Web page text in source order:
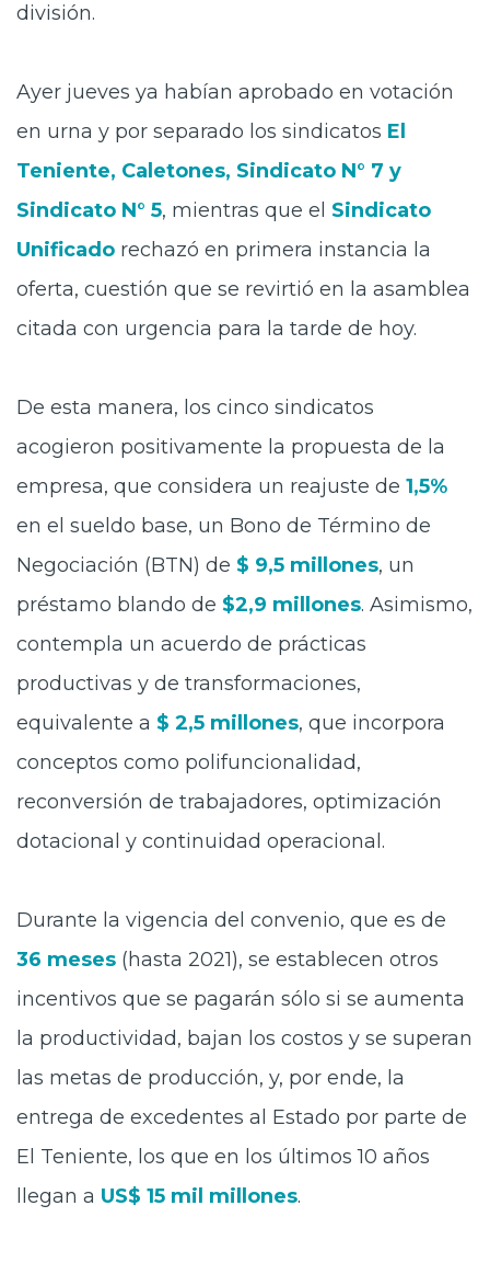
división.
Ayer jueves ya habían aprobado en votación
en urna y por separado los sindicatos El
Teniente, Caletones, Sindicato N° 7 y
Sindicato N° 5, mientras que el Sindicato
Unificado rechazó en primera instancia la
oferta, cuestión que se revirtió en la asamblea
citada con urgencia para la tarde de hoy.
De esta manera, los cinco sindicatos
acogieron positivamente la propuesta de la
empresa, que considera un reajuste de 1,5%
en el sueldo base, un Bono de Término de
Negociación (BTN) de $ 9,5 millones, un
préstamo blando de $2,9 millones. Asimismo,
contempla un acuerdo de prácticas
productivas y de transformaciones,
equivalente a $ 2,5 millones, que incorpora
conceptos como polifuncionalidad,
reconversión de trabajadores, optimización
dotacional y continuidad operacional.
Durante la vigencia del convenio, que es de
36 meses (hasta 2021), se establecen otros
incentivos que se pagarán sólo si se aumenta
la productividad, bajan los costos y se superan
las metas de producción, y, por ende, la
entrega de excedentes al Estado por parte de
El Teniente, los que en los últimos 10 años
llegan a US$ 15 mil millones.